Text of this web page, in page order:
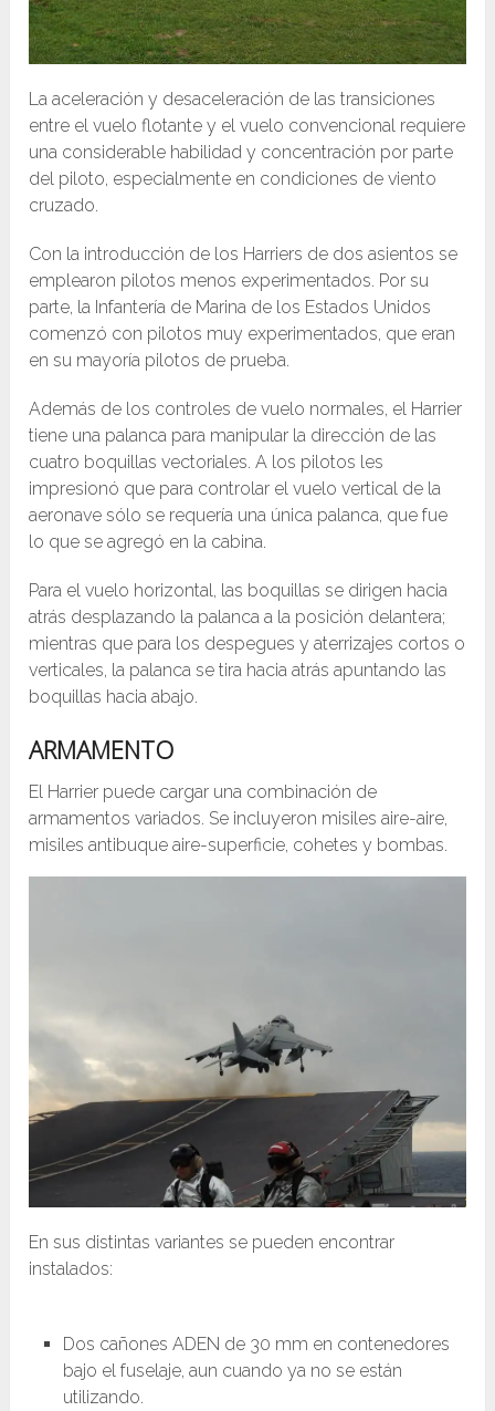
La aceleración y desaceleración de las transiciones
entre el vuelo flotante y el vuelo convencional requiere
una considerable habilidad y concentración por parte
del piloto, especialmente en condiciones de viento
cruzado.
Con la introducción de los Harriers de dos asientos se
emplearon pilotos menos experimentados. Por su
parte, la Infantería de Marina de los Estados Unidos
comenzó con pilotos muy experimentados, que eran
en su mayoría pilotos de prueba.
Además de los controles de vuelo normales, el Harrier
tiene una palanca para manipular la dirección de las
cuatro boquillas vectoriales. A los pilotos les
impresionó que para controlar el vuelo vertical de la
aeronave sólo se requería una única palanca, que fue
lo que se agregó en la cabina.
Para el vuelo horizontal, las boquillas se dirigen hacia
atrás desplazando la palanca a la posición delantera;
mientras que para los despegues y aterrizajes cortos o
verticales, la palanca se tira hacia atrás apuntando las
boquillas hacia abajo.
ARMAMENTO
El Harrier puede cargar una combinación de
armamentos variados. Se incluyeron misiles aire-aire,
misiles antibuque aire-superficie, cohetes y bombas.
En sus distintas variantes se pueden encontrar
instalados:
Dos cañones ADEN de 30 mm en contenedores
bajo el fuselaje, aun cuando ya no se están
utilizando.